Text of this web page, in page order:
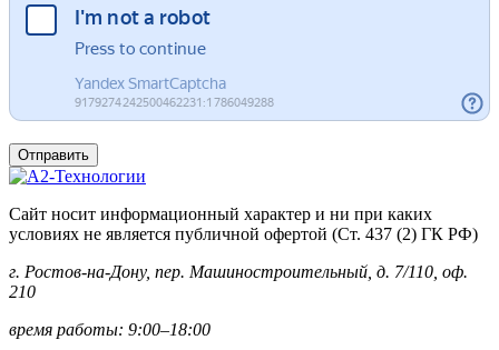
Отправить
Сайт носит информационный характер и ни при каких
условиях не является публичной офертой (Ст. 437 (2) ГК РФ)
г. Ростов-на-Дону, пер. Машиностроительный, д. 7/110, оф.
210
время работы: 9:00–18:00